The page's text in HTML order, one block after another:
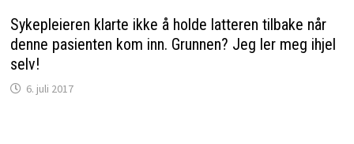
Sykepleieren klarte ikke å holde latteren tilbake når
denne pasienten kom inn. Grunnen? Jeg ler meg ihjel
selv!
6. juli 2017